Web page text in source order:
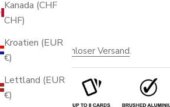
Kanada (CHF
CHF)
Kroatien (EUR
€)
Lettland (EUR
€)
SKU: JD0048
€79,00
inkl. MwSt. Kostenloser Versand.